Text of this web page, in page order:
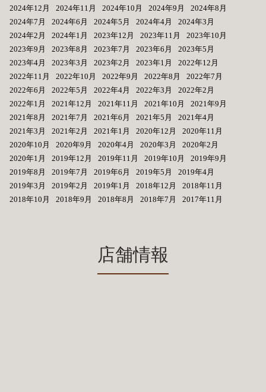
2024年12月
2024年11月 2024年10月 2024年9月
2024年8月
2024年7月
2024年6月 2024年5月 2024年4月
2024年3月
2024年2月
2024年1月 2023年12月 2023年11月
2023年10月
2023年9月
2023年8月 2023年7月 2023年6月
2023年5月
2023年4月
2023年3月 2023年2月 2023年1月
2022年12月
2022年11月
2022年10月 2022年9月 2022年8月
2022年7月
2022年6月
2022年5月 2022年4月 2022年3月
2022年2月
2022年1月
2021年12月 2021年11月 2021年10月
2021年9月
2021年8月
2021年7月 2021年6月 2021年5月
2021年4月
2021年3月
2021年2月 2021年1月 2020年12月
2020年11月
2020年10月
2020年9月 2020年4月 2020年3月
2020年2月
2020年1月
2019年12月 2019年11月 2019年10月
2019年9月
2019年8月
2019年7月 2019年6月 2019年5月
2019年4月
2019年3月
2019年2月 2019年1月 2018年12月
2018年11月
2018年10月
2018年9月 2018年8月 2018年7月 2017年11月
店舗情報